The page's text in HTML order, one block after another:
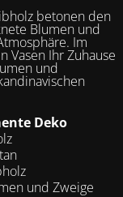
betonen den
Blumen und
Im
Vasen Ihr Zuhause
und
Deko
und Zweige